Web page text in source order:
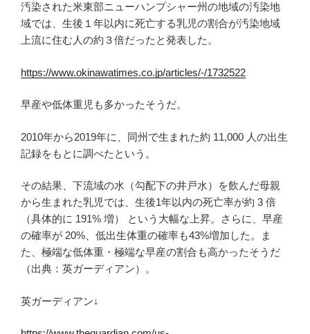
汚染された米東部ニューハンプシャー州の地域の汚染地
域では、生後１年以内に死亡する乳児の割合が汚染地域
上流に住む人の約３倍だったと発表した。
https://www.okinawatimes.co.jp/articles/-/1732522
早産や低体重児も多かったそうだ。
2010年から2019年に、同州で生まれた約 11,000 人の出生
記録をもとに調べたという。
その結果、下流域の水（勾配下の井戸水）を飲んだ母親
から生まれた乳児では、生後1年以内の死亡率が約 3 倍
（具体的に 191% 増） という大幅な上昇。さらに、早産
の確率が 20%、低出生体重の確率も43%増加した。ま
た、極端な低体重・極端な早産の割合も高かったそうだ
（出典：英ガーディアン）。
英ガーディアン↓